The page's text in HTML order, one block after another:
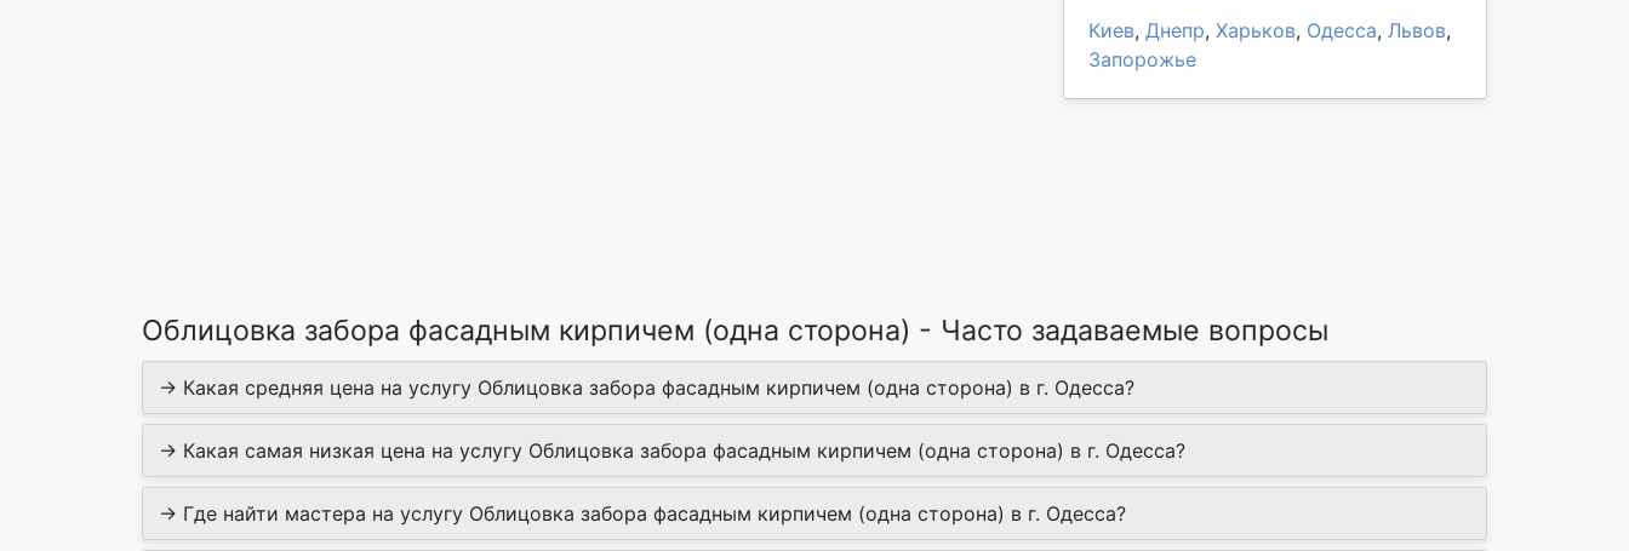
Киев, Днепр, Харьков, Одесса, Львов,
Запорожье
Облицовка забора фасадным кирпичем (одна сторона) - Часто задаваемые вопросы
→ Какая средняя цена на услугу Облицовка забора фасадным кирпичем (одна сторона) в г. Одесса?
→ Какая самая низкая цена на услугу Облицовка забора фасадным кирпичем (одна сторона) в г. Одесса?
→ Где найти мастера на услугу Облицовка забора фасадным кирпичем (одна сторона) в г. Одесса?